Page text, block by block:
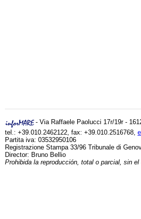
- Via Raffaele Paolucci 17r/19r -
tel.: +39.010.2462122, fax: +39.010.2516768,
Partita iva: 03532950106
Registrazione Stampa 33/96 Tribunale di
Director: Bruno Bellio
Prohibida la reproducción, total o parcial, sin